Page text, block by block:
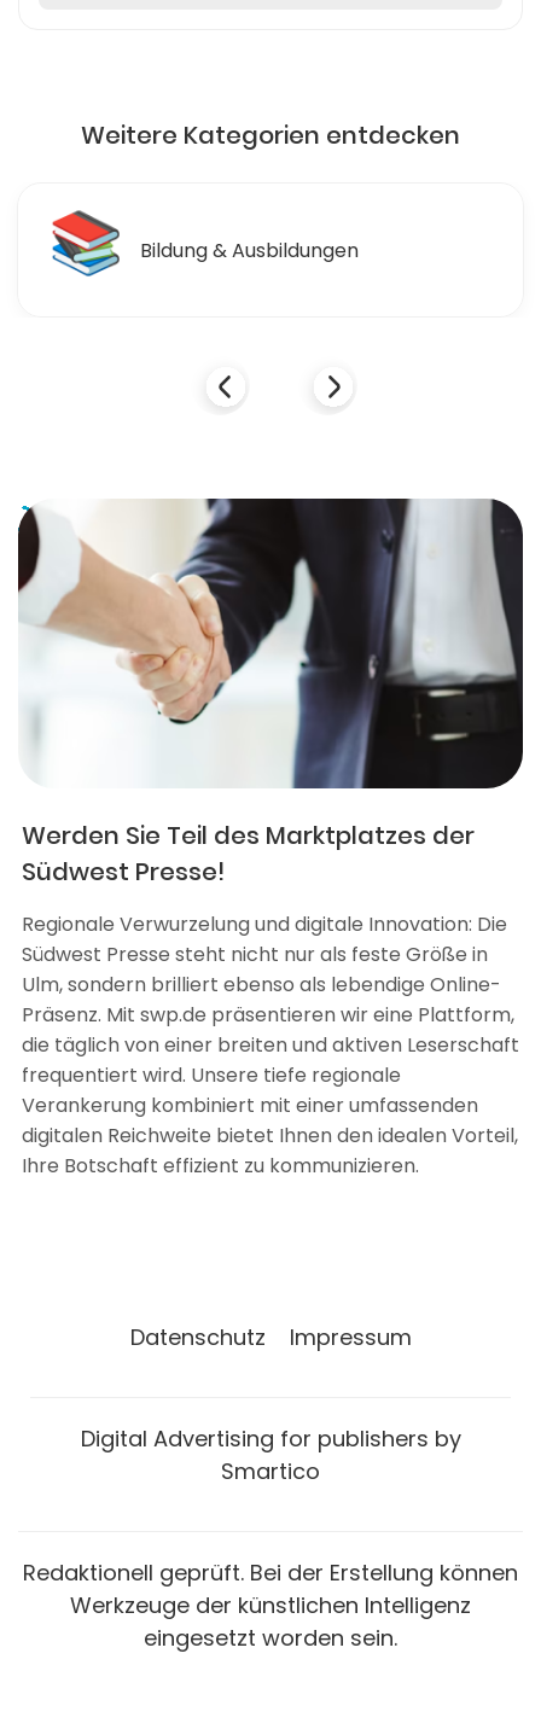
Weitere Kategorien entdecken
🛒 Einzelhandel & Einkaufen
Werden Sie Teil des Marktplatzes der
Südwest Presse!
Regionale Verwurzelung und digitale Innovation: Die
Südwest Presse steht nicht nur als feste Größe in
Ulm, sondern brilliert ebenso als lebendige Online-
Präsenz. Mit swp.de präsentieren wir eine Plattform,
die täglich von einer breiten und aktiven Leserschaft
frequentiert wird. Unsere tiefe regionale
Verankerung kombiniert mit einer umfassenden
digitalen Reichweite bietet Ihnen den idealen Vorteil,
Ihre Botschaft effizient zu kommunizieren.
Datenschutz Impressum
Digital Advertising for publishers by
Smartico
Redaktionell geprüft. Bei der Erstellung können
Werkzeuge der künstlichen Intelligenz
eingesetzt worden sein.